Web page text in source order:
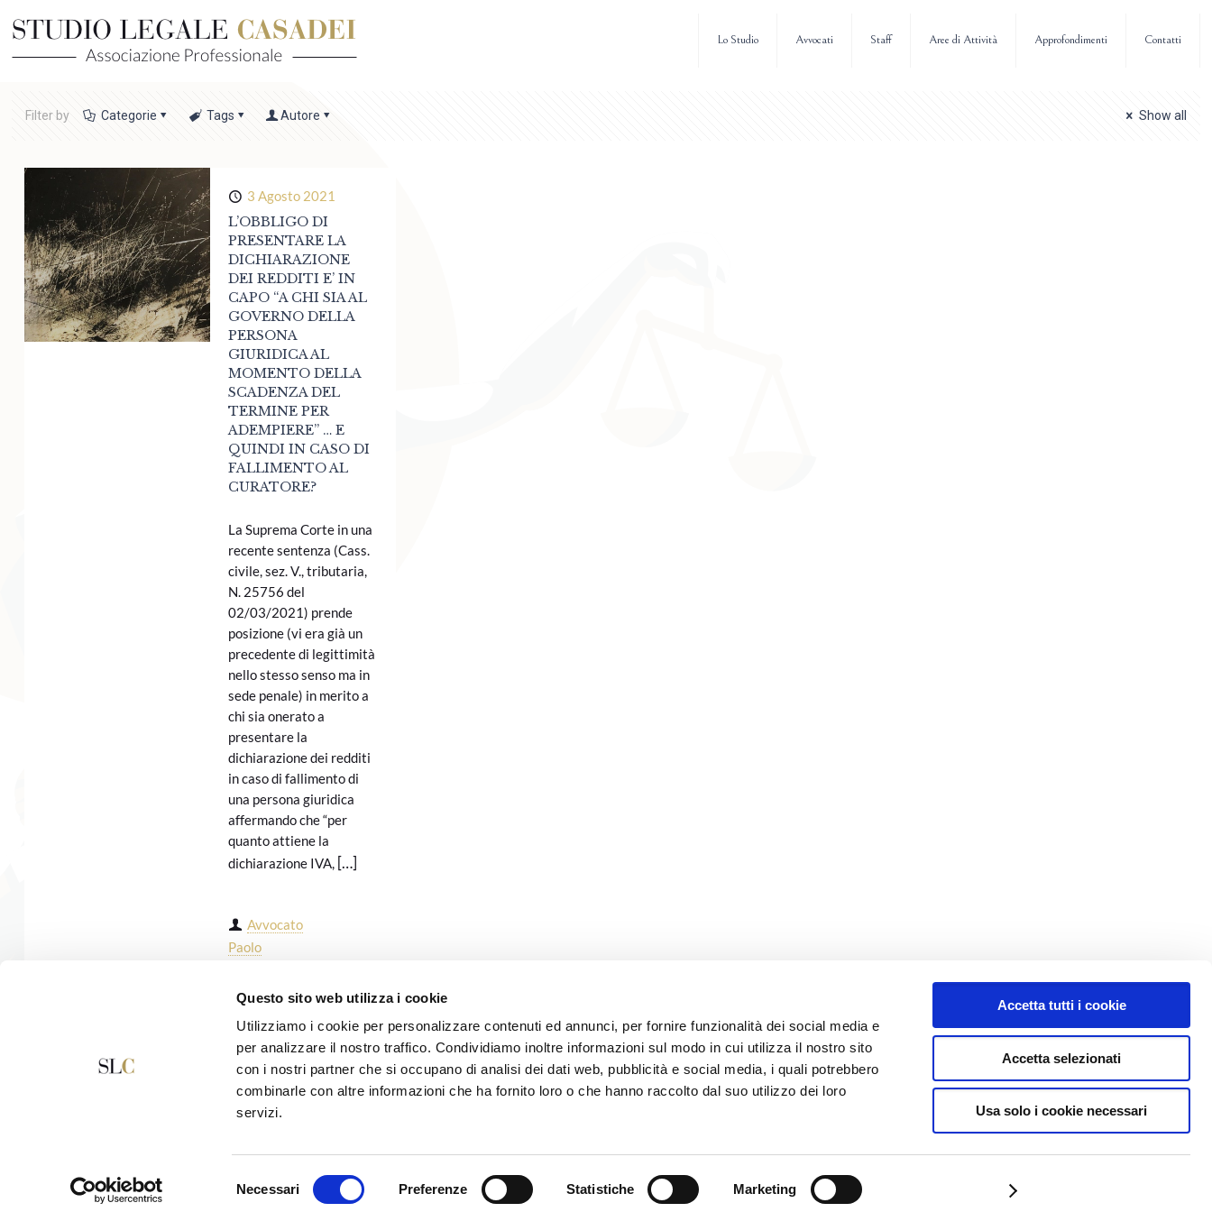
Questo sito web utilizza i cookie
Utilizziamo i cookie per personalizzare contenuti ed annunci, per fornire funzionalità dei social media e
per analizzare il nostro traffico. Condividiamo inoltre informazioni sul modo in cui utilizza il nostro sito
con i nostri partner che si occupano di analisi dei dati web, pubblicità e social media, i quali potrebbero
combinarle con altre informazioni che ha fornito loro o che hanno raccolto dal suo utilizzo dei loro
servizi.
del
Necessari Preferenze Statistiche Marketing
Accetta tutti i cookie
Accetta selezionati
Usa solo i cookie necessari
Lo Studio Avvocati Staff Aree di Attività Approfondimenti Contatti
Filter by Categorie Tags Autore Show all
Avvocato
Paolo
3 Agosto 2021
L’OBBLIGO DI
PRESENTARE LA
DICHIARAZIONE
DEI REDDITI E’ IN
CAPO “A CHI SIA AL
GOVERNO DELLA
PERSONA
GIURIDICA AL
MOMENTO DELLA
SCADENZA DEL
TERMINE PER
ADEMPIERE” … E
QUINDI IN CASO DI
FALLIMENTO AL
CURATORE?
La Suprema Corte in una
recente sentenza (Cass.
civile, sez. V., tributaria,
N. 25756 del
02/03/2021) prende
posizione (vi era già un
precedente di legittimità
nello stesso senso ma in
sede penale) in merito a
chi sia onerato a
presentare la
dichiarazione dei redditi
in caso di fallimento di
una persona giuridica
affermando che “per
quanto attiene la
dichiarazione IVA,[…]
Continua a leggere
V.le Oberdan, 674 - 47521 Cesena (FC)
Tel. 0547.612786 - Fax 0547.617815
Avvocato Federica Guerra
Avvocato Claudio Pieri
Approfondimenti
Contatti